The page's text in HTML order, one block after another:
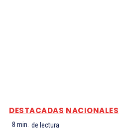
DESTACADAS NACIONALES
8 min. de lectura